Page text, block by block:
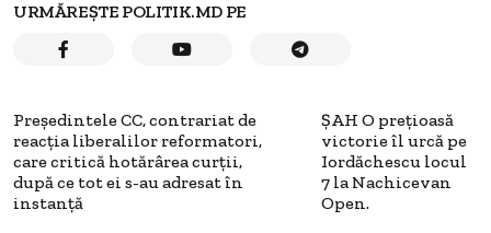
URMĂREȘTE POLITIK.MD PE
Preşedintele CC, contrariat de
reacţia liberalilor reformatori,
care critică hotărârea curţii,
după ce tot ei s-au adresat în
instanţă
ȘAH O prețioasă
victorie îl urcă pe
Iordăchescu locul
7 la Nachicevan
Open.